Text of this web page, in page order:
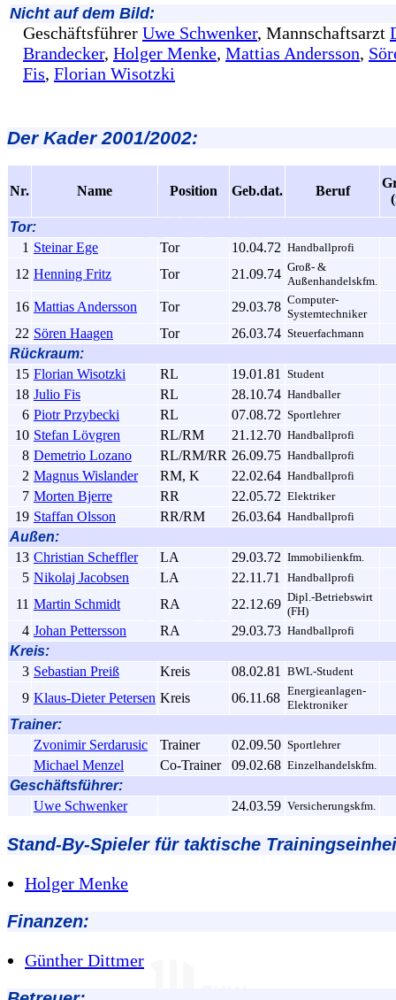
Nicht auf dem Bild:
Geschäftsführer Uwe Schwenker, Mannschaftsarzt
Brandecker, Holger Menke, Mattias Andersson,
Fis, Florian Wisotzki
Der Kader 2001/2002:
Nr. Name Position Geb.dat. Beruf
Tor:
1 Steinar Ege Tor 10.04.72 Handballprofi
12 Henning Fritz Tor 21.09.74 Groß- &
Außenhandelskfm.
16 Mattias Andersson Tor 29.03.78 Computer-
Systemtechniker
22 Sören Haagen Tor 26.03.74 Steuerfachmann
Rückraum:
15 Florian Wisotzki RL 19.01.81 Student
18 Julio Fis RL 28.10.74 Handballer
6 Piotr Przybecki RL 07.08.72 Sportlehrer
10 Stefan Lövgren RL/RM 21.12.70 Handballprofi
8 Demetrio Lozano RL/RM/RR 26.09.75 Handballprofi
2 Magnus Wislander RM, K 22.02.64 Handballprofi
7 Morten Bjerre RR 22.05.72 Elektriker
19 Staffan Olsson RR/RM 26.03.64 Handballprofi
Außen:
13 Christian Scheffler LA 29.03.72 Immobilienkfm.
5 Nikolaj Jacobsen LA 22.11.71 Handballprofi
11 Martin Schmidt RA 22.12.69 Dipl.-Betriebswirt
(FH)
4 Johan Pettersson RA 29.03.73 Handballprofi
Kreis:
3 Sebastian Preiß Kreis 08.02.81 BWL-Student
9 Klaus-Dieter Petersen Kreis 06.11.68 Energieanlagen-
Elektroniker
Trainer:
Zvonimir Serdarusic
Trainer 02.09.50 Sportlehrer
Michael Menzel
Co-Trainer 09.02.68 Einzelhandelskfm.
Geschäftsführer:
Uwe Schwenker
24.03.59 Versicherungskfm.
Stand-By-Spieler für taktische
Holger Menke
Finanzen:
Günther Dittmer